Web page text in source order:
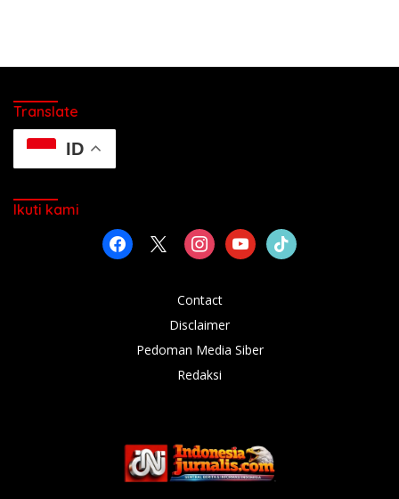
Translate
ID
Ikuti kami
facebook instagramyoutubetiktok
Contact
Disclaimer
Pedoman Media Siber
Redaksi